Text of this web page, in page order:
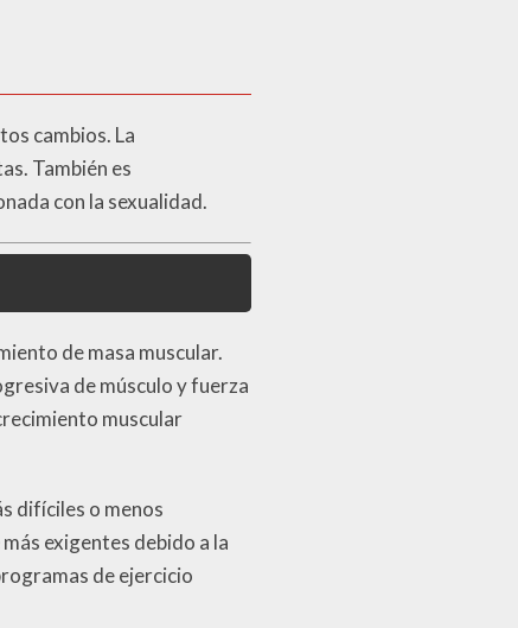
cambios. La
También es
con la sexualidad.
de masa muscular.
de músculo y fuerza
muscular
difíciles o menos
exigentes debido a la
de ejercicio